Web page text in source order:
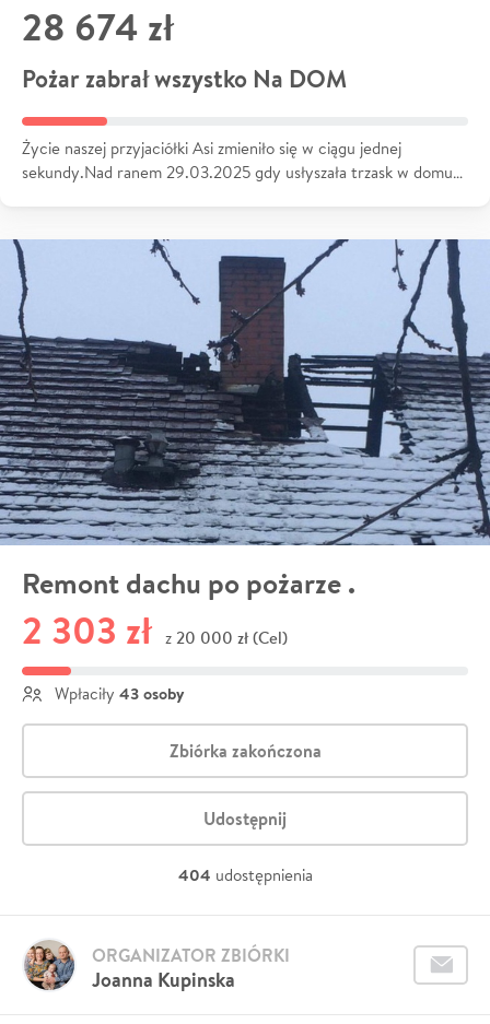
28 674 zł
Pożar zabrał wszystko Na DOM
Życie naszej przyjaciółki Asi zmieniło się w ciągu jednej
sekundy.Nad ranem 29.03.2025 gdy usłyszała trzask w domu…
Remont dachu po pożarze .
2 303 zł z 20 000 zł (Cel)
Wpłaciły 43 osoby
Zbiórka zakończona
Udostępnij
404 udostępnienia
Joanna Kupinska
ORGANIZATOR ZBIÓRKI